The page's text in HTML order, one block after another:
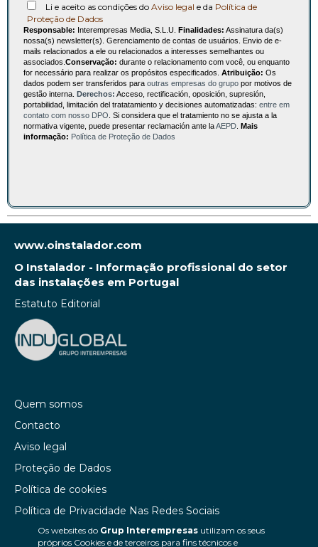
Os websites do Grup Interempresasutilizam os seus
próprios Cookies e de terceiros para fins técnicos e
Li e aceito as condições do Aviso legal e da Política de
Proteção de Dados
Responsable: Interempresas Media, S.L.U. Finalidades: Assinatura da(s)
nossa(s) newsletter(s). Gerenciamento de contas de usuários. Envio de e-
mails relacionados a ele ou relacionados a interesses semelhantes ou
associados. Conservação: durante o relacionamento com você, ou enquanto
for necessário para realizar os propósitos especificados. Atribuição: Os
dados podem ser transferidos para outras empresas do grupo por motivos de
gestão interna. Derechos: Acceso, rectificación, oposición, supresión,
portabilidad, limitación del tratatamiento y decisiones automatizadas: entre em
contato com nosso DPO . Si considera que el tratamiento no se ajusta a la
normativa vigente, puede presentar reclamación ante laAEPD Mais
informação: Política de Proteção de Dados
www.oinstalador.com
O Instalador - Informação profissional do setor
das instalações em Portugal
Estatuto Editorial
Quem somos
Contacto
Aviso legal
Proteção de Dados
Política de cookies
Política de Privacidade Nas Redes Sociais
Canal de denúncias